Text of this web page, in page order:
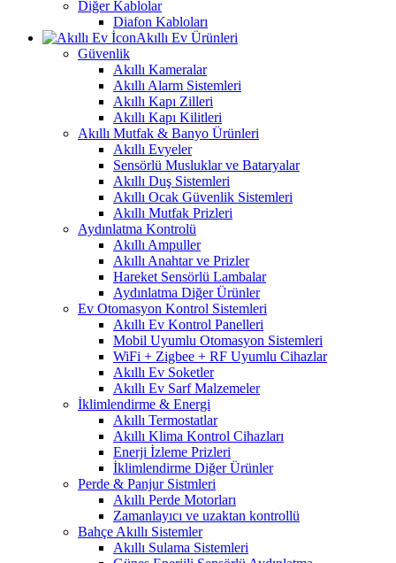
Diğer Kablolar
Diafon Kabloları
Akıllı Ev Ürünleri
Güvenlik
Akıllı Kameralar
Akıllı Alarm Sistemleri
Akıllı Kapı Zilleri
Akıllı Kapı Kilitleri
Akıllı Mutfak & Banyo Ürünleri
Akıllı Evyeler
Sensörlü Musluklar ve Bataryalar
Akıllı Duş Sistemleri
Akıllı Ocak Güvenlik Sistemleri
Akıllı Mutfak Prizleri
Aydınlatma Kontrolü
Akıllı Ampuller
Akıllı Anahtar ve Prizler
Hareket Sensörlü Lambalar
Aydınlatma Diğer Ürünler
Ev Otomasyon Kontrol Sistemleri
Akıllı Ev Kontrol Panelleri
Mobil Uyumlu Otomasyon Sistemleri
WiFi + Zigbee + RF Uyumlu Cihazlar
Akıllı Ev Soketler
Akıllı Ev Sarf Malzemeler
İklimlendirme & Energi
Akıllı Termostatlar
Akıllı Klima Kontrol Cihazları
Enerji İzleme Prizleri
İklimlendirme Diğer Ürünler
Perde & Panjur Sistmleri
Akıllı Perde Motorları
Zamanlayıcı ve uzaktan kontrollü
Bahçe Akıllı Sistemler
Akıllı Sulama Sistemleri